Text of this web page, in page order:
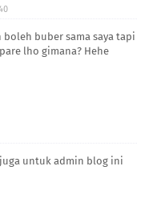
boleh buber sama saya tapi
lho gimana? Hehe
untuk admin blog ini